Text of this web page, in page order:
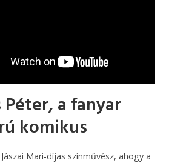
Péter, a fanyar
komikus
Mari-díjas színművész, ahogy a